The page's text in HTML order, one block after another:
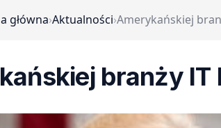
główna›Aktualności›Amerykańskiej
branży IT